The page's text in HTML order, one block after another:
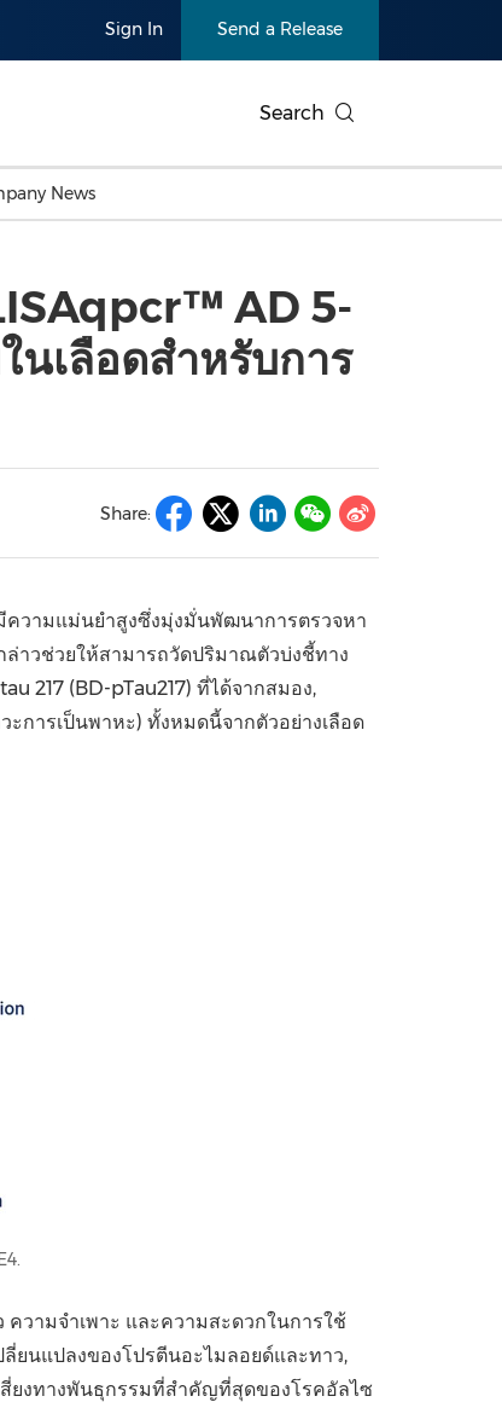
Sign In Send a Release
Search
Singapore
Entertainment & Media
Health
Carbon Neutral
Canton Fair
News
AD 5-
เลือดสำหรับการ
Share:
ความแม่นยำสูงซึ่งมุ่งมั่นพัฒนาการตรวจหา
าวช่วยให้สามารถวัดปริมาณตัวบ่งชี้ทาง
217 (BD-pTau217) ที่ได้จากสมอง,
การเป็นพาหะ) ทั้งหมดนี้จากตัวอย่างเลือด
วามจำเพาะ และความสะดวกในการใช้
ลี่ยนแปลงของโปรตีนอะไมลอยด์และทาว,
สี่ยงทางพันธุกรรมที่สำคัญที่สุดของโรคอัลไซ